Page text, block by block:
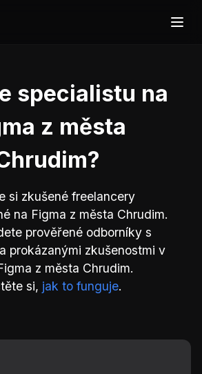
specialistu na
z města
si zkušené freelancery
na Figma z města Chrudim.
prověřené odborníky s
prokázanými zkušenostmi v
z města Chrudim.
si, jak to funguje.